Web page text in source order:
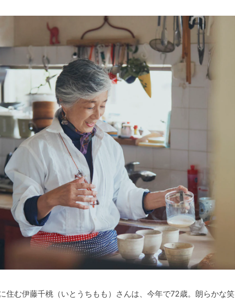
住む伊藤千桃（いとうちもも）さんは、今年で72歳。朗らかな笑